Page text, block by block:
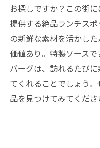
お探しですか？この街
提供する絶品ランチス
の新鮮な素材を活かし
価値あり。特製ソース
バーグは、訪れるたび
てくれることでしょう
品を見つけてみてくださ